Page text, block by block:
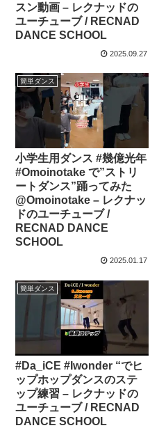
スン動画 – レクナッドの
ユーチューブ / RECNAD
DANCE SCHOOL
2025.09.27
簡単ダンス
小学生用ダンス #幾億光年
#Omoinotake で”ストリ
ートダンス”踊ってみた
@Omoinotake – レクナッ
ドのユーチューブ /
RECNAD DANCE
SCHOOL
2025.01.17
簡単ダンス
#Da_iCE #Iwonder “でヒ
ップホップダンスのステ
ップ練習 – レクナッドの
ユーチューブ / RECNAD
DANCE SCHOOL